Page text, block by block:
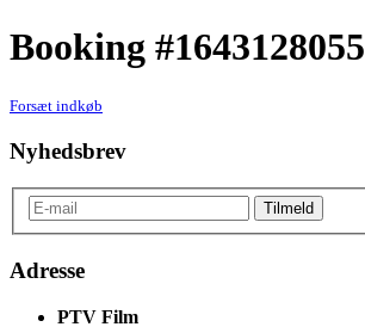
Booking #1643128055
Forsæt indkøb
Nyhedsbrev
Adresse
PTV Film